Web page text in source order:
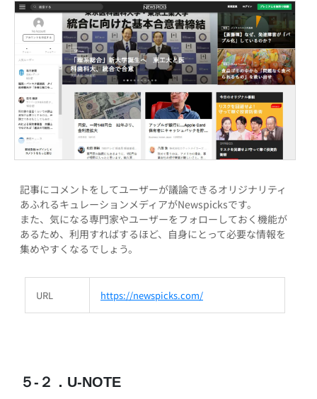
記事にコメントをしてユーザーが議論できるオリジナリティ
あふれるキュレーションメディアがNewspicksです。
また、気になる専門家やユーザーをフォローしておく機能が
あるため、利用すればするほど、自身にとって必要な情報を
集めやすくなるでしょう。
URL https://newspicks.com/
５-２．U-NOTE